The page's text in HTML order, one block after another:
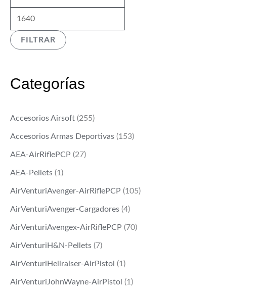
í
i
FILTRAR
Categorías
Accesorios Airsoft (255)
Accesorios Armas Deportivas (153)
AEA-AirRiflePCP (27)
AEA-Pellets (1)
AirVenturiAvenger-AirRiflePCP (105)
AirVenturiAvenger-Cargadores (4)
AirVenturiAvengex-AirRiflePCP (70)
AirVenturiH&N-Pellets (7)
AirVenturiHellraiser-AirPistol (1)
AirVenturiJohnWayne-AirPistol (1)